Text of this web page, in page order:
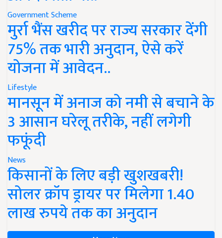
Government Scheme
मुर्रा भैंस खरीद पर राज्य सरकार देंगी
75% तक भारी अनुदान, ऐसे करें
योजना में आवेदन..
Lifestyle
मानसून में अनाज को नमी से बचाने के
3 आसान घरेलू तरीके, नहीं लगेगी
फफूंदी
News
किसानों के लिए बड़ी खुशखबरी!
सोलर क्रॉप ड्रायर पर मिलेगा 1.40
लाख रुपये तक का अनुदान